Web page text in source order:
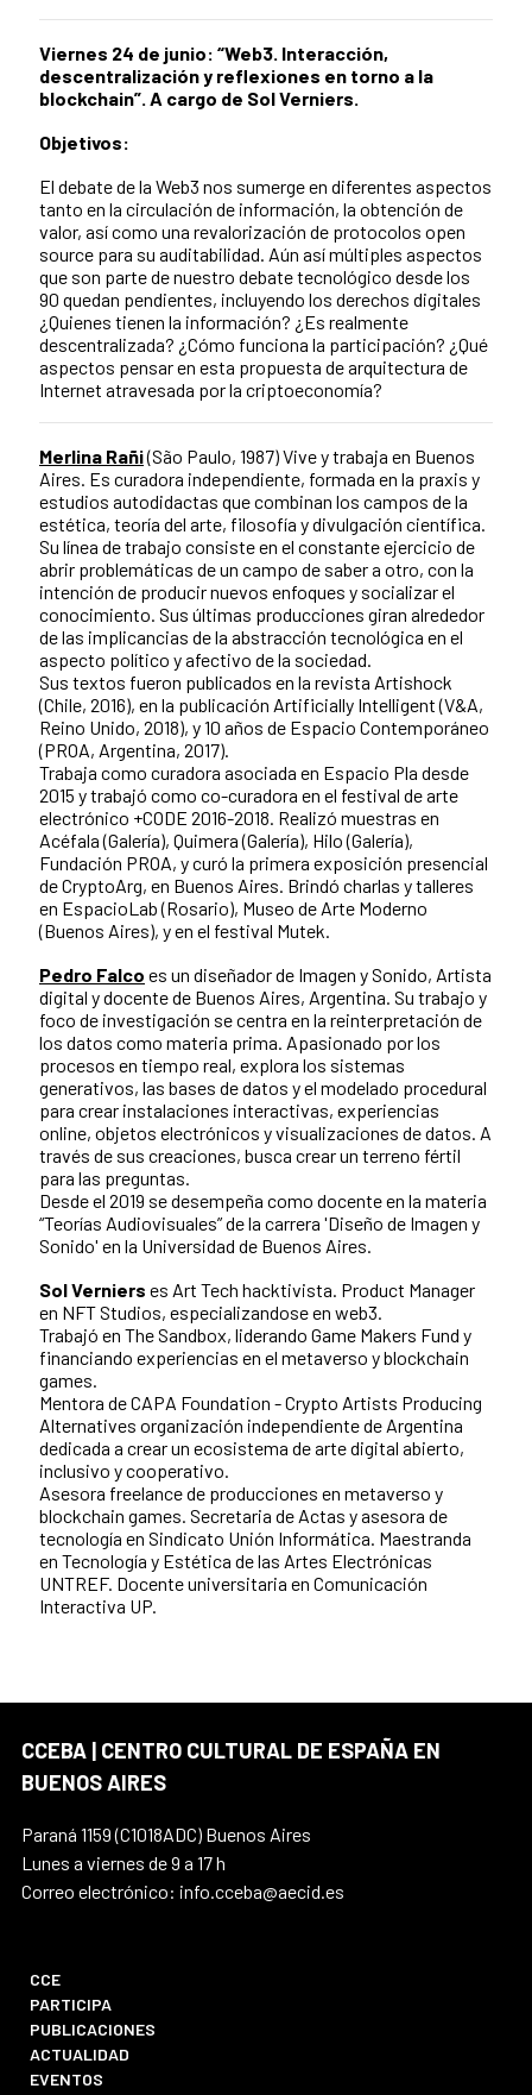
Viernes 24 de junio: “Web3. Interacción,
descentralización y reflexiones en torno a la
blockchain”. A cargo de Sol Verniers.
Objetivos:
El debate de la Web3 nos sumerge en diferentes aspectos
tanto en la circulación de información, la obtención de
valor, así como una revalorización de protocolos open
source para su auditabilidad. Aún así múltiples aspectos
que son parte de nuestro debate tecnológico desde los
90 quedan pendientes, incluyendo los derechos digitales
¿Quienes tienen la información? ¿Es realmente
descentralizada? ¿Cómo funciona la participación? ¿Qué
aspectos pensar en esta propuesta de arquitectura de
Internet atravesada por la criptoeconomía?
Merlina Rañi(São Paulo, 1987) Vive y trabaja en Buenos
Aires. Es curadora independiente, formada en la praxis y
estudios autodidactas que combinan los campos de la
estética, teoría del arte, filosofía y divulgación científica.
Su línea de trabajo consiste en el constante ejercicio de
abrir problemáticas de un campo de saber a otro, con la
intención de producir nuevos enfoques y socializar el
conocimiento. Sus últimas producciones giran alrededor
de las implicancias de la abstracción tecnológica en el
aspecto político y afectivo de la sociedad.
Sus textos fueron publicados en la revista Artishock
(Chile, 2016), en la publicación Artificially Intelligent (V&A,
Reino Unido, 2018), y 10 años de Espacio Contemporáneo
(PROA, Argentina, 2017).
Trabaja como curadora asociada en Espacio Pla desde
2015 y trabajó como co-curadora en el festival de arte
electrónico +CODE 2016-2018. Realizó muestras en
Acéfala (Galería), Quimera (Galería), Hilo (Galería),
Fundación PROA, y curó la primera exposición presencial
de CryptoArg, en Buenos Aires. Brindó charlas y talleres
en EspacioLab (Rosario), Museo de Arte Moderno
(Buenos Aires), y en el festival Mutek.
Pedro Falco es un diseñador de Imagen y Sonido, Artista
digital y docente de Buenos Aires, Argentina. Su trabajo y
foco de investigación se centra en la reinterpretación de
los datos como materia prima. Apasionado por los
procesos en tiempo real, explora los sistemas
generativos, las bases de datos y el modelado procedural
para crear instalaciones interactivas, experiencias
online, objetos electrónicos y visualizaciones de datos. A
través de sus creaciones, busca crear un terreno fértil
para las preguntas.
Desde el 2019 se desempeña como docente en la materia
“Teorías Audiovisuales” de la carrera 'Diseño de Imagen y
Sonido' en la Universidad de Buenos Aires.
Sol Verniers es Art Tech hacktivista. Product Manager
en NFT Studios, especializandose en web3.
Trabajó en The Sandbox, liderando Game Makers Fund y
financiando experiencias en el metaverso y blockchain
games.
Mentora de CAPA Foundation - Crypto Artists Producing
Alternatives organización independiente de Argentina
dedicada a crear un ecosistema de arte digital abierto,
inclusivo y cooperativo.
Asesora freelance de producciones en metaverso y
blockchain games. Secretaria de Actas y asesora de
tecnología en Sindicato Unión Informática. Maestranda
en Tecnología y Estética de las Artes Electrónicas
UNTREF. Docente universitaria en Comunicación
Interactiva UP.
CCEBA | CENTRO CULTURAL DE ESPAÑA EN
BUENOS AIRES
Paraná 1159 (C1018ADC) Buenos Aires
Lunes a viernes de 9 a 17 h
Correo electrónico: info.cceba@aecid.es
CCE
PARTICIPA
PUBLICACIONES
ACTUALIDAD
EVENTOS